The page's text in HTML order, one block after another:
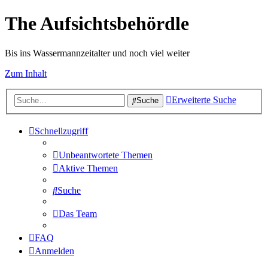
The Aufsichtsbehördle
Bis ins Wassermannzeitalter und noch viel weiter
Zum Inhalt
Suche Erweiterte Suche
Schnellzugriff
Unbeantwortete Themen
Aktive Themen
Suche
Das Team
FAQ
Anmelden